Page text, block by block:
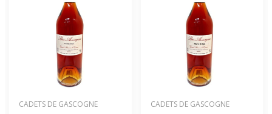
CADETS DE GASCOGNE CADETS DE GASCOGNE